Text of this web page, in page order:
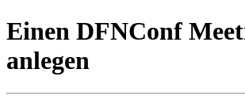
Einen DFNConf
anlegen